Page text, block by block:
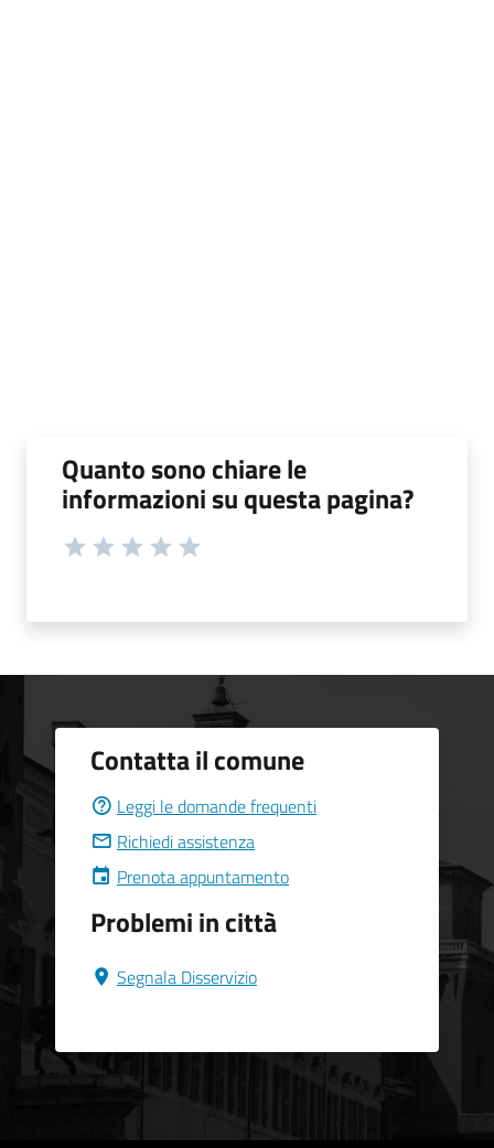
Quanto sono chiare le
informazioni su questa pagina?
Contatta il comune
Leggi le domande frequenti
Richiedi assistenza
Prenota appuntamento
Problemi in città
Segnala Disservizio